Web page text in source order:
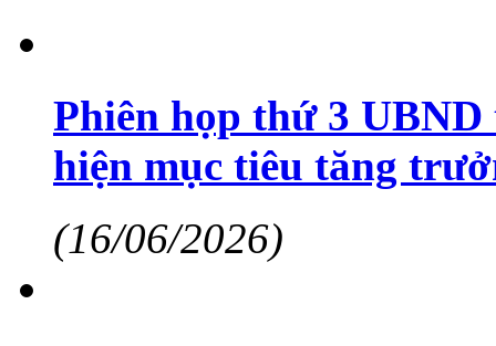
Phiên họp thứ 3
hiện mục tiêu tăng
(16/06/2026)